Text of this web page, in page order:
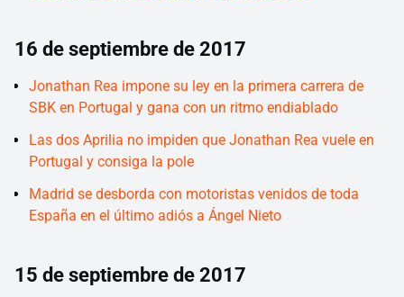
16 de septiembre de 2017
Jonathan Rea impone su ley en la primera carrera de
SBK en Portugal y gana con un ritmo endiablado
Las dos Aprilia no impiden que Jonathan Rea vuele en
Portugal y consiga la pole
Madrid se desborda con motoristas venidos de toda
España en el último adiós a Ángel Nieto
15 de septiembre de 2017